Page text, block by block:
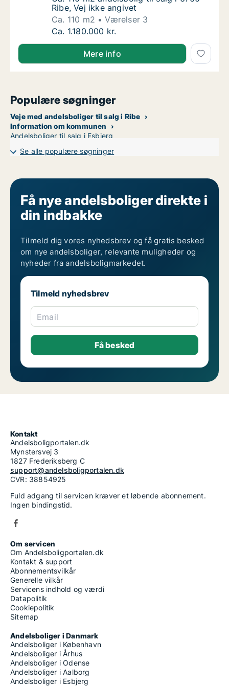
Ribe, Vej ikke angivet
Ca. 110 m2
Værelser 3
Ca. 110 m2 andelsbolig til salg i 6760 Ribe,
Ca. 1.180.000 kr.
Mere info
Populære søgninger
Veje med andelsboliger til salg i Ribe
Information om kommunen
Andelsboliger til salg i Esbjerg
Se alle populære søgninger
Få nye andelsboliger direkte i
din indbakke
Tilmeld dig vores nyhedsbrev og få gratis besked
om nye andelsboliger, relevante muligheder og
nyheder fra andelsboligmarkedet.
Tilmeld nyhedsbrev
Email
Kontakt
Andelsboligportalen.dk
Mynstersvej 3
1827 Frederiksberg C
support@andelsboligportalen.dk
CVR: 38854925
Fuld adgang til servicen kræver et løbende abonnement.
Ingen bindingstid.
Om servicen
Om Andelsboligportalen.dk
Kontakt & support
Abonnementsvilkår
Generelle vilkår
Servicens indhold og værdi
Datapolitik
Cookiepolitik
Sitemap
Andelsboliger i Danmark
Andelsboliger i København
Andelsboliger i Århus
Andelsboliger i Odense
Andelsboliger i Aalborg
Andelsboliger i Esbjerg